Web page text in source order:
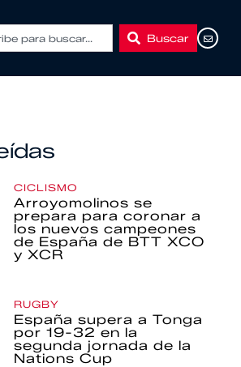
Buscar
CICLISMO
Arroyomolinos se
prepara para coronar a
los nuevos campeones
de España de BTT XCO
y XCR
RUGBY
España supera a Tonga
por 19-32 en la
segunda jornada de la
Nations Cup